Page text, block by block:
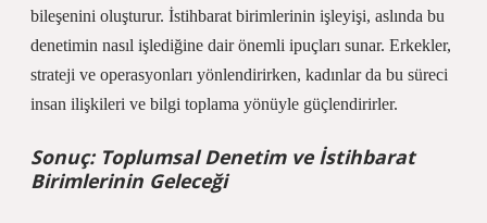
bileşenini oluşturur. İstihbarat birimlerinin işleyişi, aslında bu
denetimin nasıl işlediğine dair önemli ipuçları sunar. Erkekler,
strateji ve operasyonları yönlendirirken, kadınlar da bu süreci
insan ilişkileri ve bilgi toplama yönüyle güçlendirirler.
Sonuç: Toplumsal Denetim ve İstihbarat
Birimlerinin Geleceği